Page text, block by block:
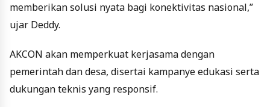
memberikan solusi nyata bagi konektivitas nasional,”
ujar Deddy.
AKCON akan memperkuat kerjasama dengan
pemerintah dan desa, disertai kampanye edukasi serta
dukungan teknis yang responsif.